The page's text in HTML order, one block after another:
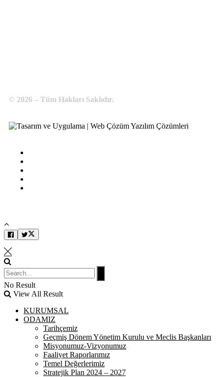
© 2026 – Tüm Hakları Saklıdır.
No Result
View All Result
KURUMSAL
ODAMIZ
Tarihçemiz
Geçmiş Dönem Yönetim Kurulu ve Meclis Başkanları
Misyonumuz-Vizyonumuz
Faaliyet Raporlarımız
Temel Değerlerimiz
Stratejik Plan 2024 – 2027